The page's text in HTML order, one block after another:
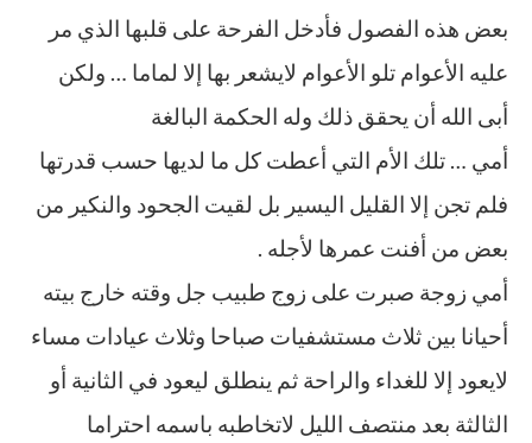
بعض هذه الفصول فأدخل الفرحة على قلبها الذي مر
عليه الأعوام تلو الأعوام لايشعر بها إلا لماما … ولكن
أبى الله أن يحقق ذلك وله الحكمة البالغة
أمي … تلك الأم التي أعطت كل ما لديها حسب قدرتها
فلم تجن إلا القليل اليسير بل لقيت الجحود والنكير من
بعض من أفنت عمرها لأجله .
أمي زوجة صبرت على زوج طبيب جل وقته خارج بيته
أحيانا بين ثلاث مستشفيات صباحا وثلاث عيادات مساء
لايعود إلا للغداء والراحة ثم ينطلق ليعود في الثانية أو
الثالثة بعد منتصف الليل لاتخاطبه باسمه احتراما